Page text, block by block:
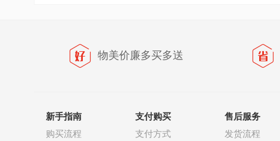
物美价廉多买多送
新手指南
购买流程
支付购买
支付方式
售后服务
发货流程